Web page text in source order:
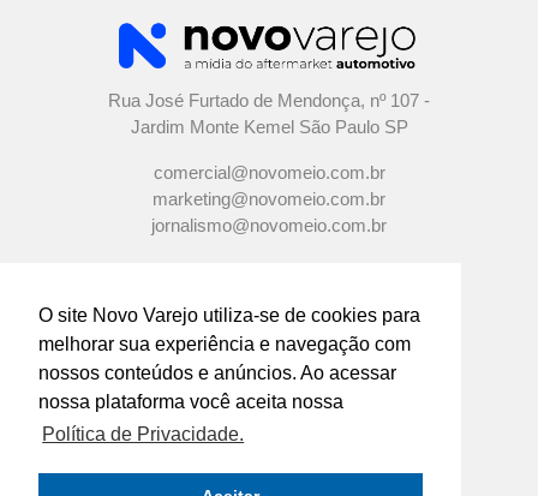
O site Novo Varejo utiliza-se de cookies para
melhorar sua experiência e navegação com
nossos conteúdos e anúncios. Ao acessar
nossa plataforma você aceita nossa
Política de Privacidade.
Rua José Furtado de Mendonça, nº 107 -
Jardim Monte Kemel São Paulo SP
comercial@novomeio.com.br
marketing@novomeio.com.br
jornalismo@novomeio.com.br
CONFIRA AS NOSSAS REDES
SOCIAIS
O principal canal de comunicação de grandes
indústrias e distribuidores com os